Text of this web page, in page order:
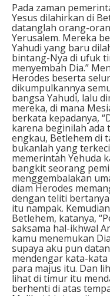
Pada zaman
Yesus dilahirkan di
datanglah orang-
Yerusalem. Mereka
Yahudi yang baru
bintang-Nya di ufuk
menyembah Dia.”
Herodes beserta
dikumpulkannya
bangsa Yahudi, lalu
mereka, di mana
berkata kepadanya,
karena beginilah ada
engkau, Betlehem di
bukanlah yang
memerintah Yehuda
bangkit seorang
menggembalakan
diam Herodes
dengan teliti
itu nampak.
Betlehem, katanya,
saksama hal-ikhwal
kamu menemukan
supaya aku pun
mendengar kata-
para majus itu. Dan
lihat di timur itu
berhenti di atas